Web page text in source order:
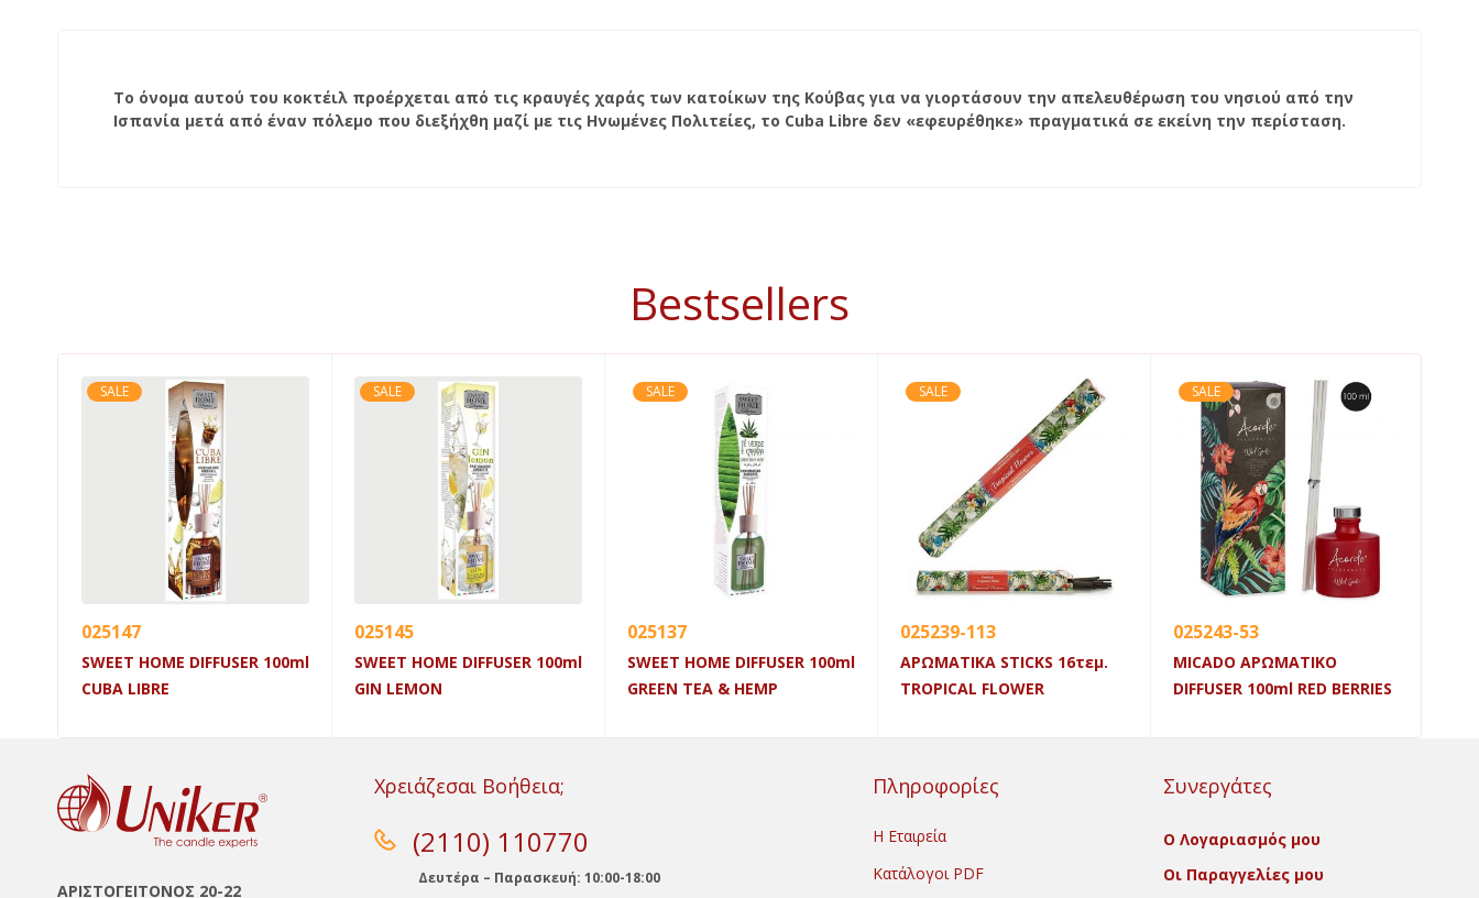
Το όνομα αυτού του κοκτέιλ προέρχεται από τις κραυγές χαράς των κατοίκων της Κούβας για να γιορτάσουν την απελευθέρωση του νησιού από την
Ισπανία μετά από έναν πόλεμο που διεξήχθη μαζί με τις Ηνωμένες Πολιτείες, το Cuba Libre δεν «εφευρέθηκε» πραγματικά σε εκείνη την περίσταση.
Bestsellers
SALE
025147
SWEET HOME DIFFUSER 100ml
CUBA LIBRE
SALE
025145
SWEET HOME DIFFUSER 100ml
GIN LEMON
SALE
025137
SWEET HOME DIFFUSER 100ml
GREEN TEA & HEMP
SALE
025239-113
ΑΡΩΜΑΤΙΚΑ STICKS 16τεμ.
TROPICAL FLOWER
SALE
025243-53
MICADO ΑΡΩΜΑΤΙΚΟ
DIFFUSER 100ml RED BERRIES
ΑΡΙΣΤΟΓΕΙΤΟΝΟΣ 20-22
Χρειάζεσαι Βοήθεια;
(2110) 110770
Δευτέρα – Παρασκευή: 10:00-18:00
Πληροφορίες
Η Εταιρεία
Κατάλογοι PDF
Συνεργάτες
Ο Λογαριασμός μου
Οι Παραγγελίες μου